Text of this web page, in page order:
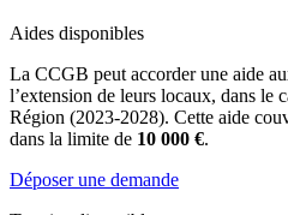
Aides disponibles
La CCGB peut accorder une aide
l’extension de leurs locaux, dans le
Région (2023-2028). Cette aide
dans la limite de 10 000 €.
Déposer une demande